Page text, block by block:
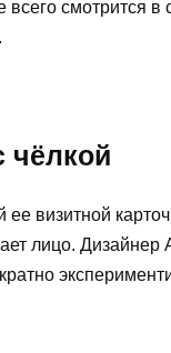
смотрится в
чёлкой
визитной
лицо. Дизайнер